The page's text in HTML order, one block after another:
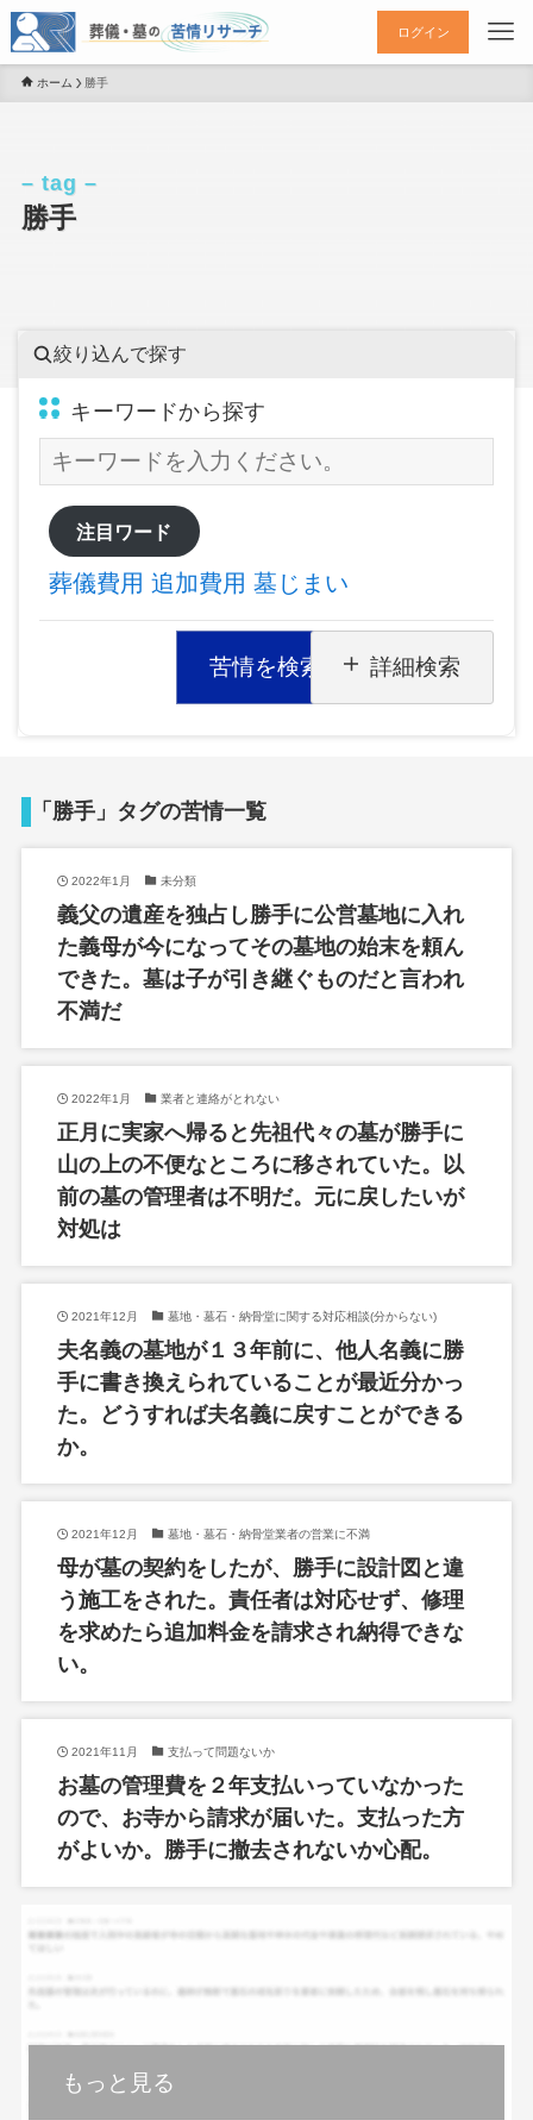
ログイン
ホーム 勝手
勝手
– tag –
絞り込んで探す
キーワードから探す
注目ワード
葬儀費用 追加費用 墓じまい
苦情を検索 詳細検索
「勝手」タグの苦情一覧
2022年1月 未分類
義父の遺産を独占し勝手に公営墓地に入れ
た義母が今になってその墓地の始末を頼ん
できた。墓は子が引き継ぐものだと言われ
不満だ
2022年1月 業者と連絡がとれない
正月に実家へ帰ると先祖代々の墓が勝手に
山の上の不便なところに移されていた。以
前の墓の管理者は不明だ。元に戻したいが
対処は
2021年12月 墓地・墓石・納骨堂に関する対応相談(分からない)
夫名義の墓地が１３年前に、他人名義に勝
手に書き換えられていることが最近分かっ
た。どうすれば夫名義に戻すことができる
か。
2021年12月 墓地・墓石・納骨堂業者の営業に不満
母が墓の契約をしたが、勝手に設計図と違
う施工をされた。責任者は対応せず、修理
を求めたら追加料金を請求され納得できな
い。
2021年11月 支払って問題ないか
お墓の管理費を２年支払いっていなかった
ので、お寺から請求が届いた。支払った方
がよいか。勝手に撤去されないか心配。
もっと見る